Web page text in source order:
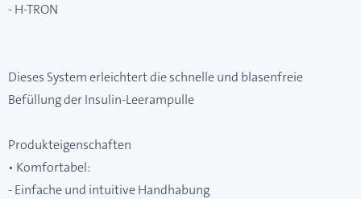
- H-TRON
Dieses System erleichtert die schnelle und blasenfreie
Befüllung der Insulin-Leerampulle
Produkteigenschaften
• Komfortabel:
- Einfache und intuitive Handhabung